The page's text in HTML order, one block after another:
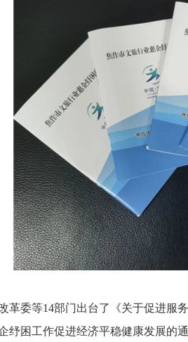
委等14部门出台了《关于促进服
纾困工作促进经济平稳健康发展的